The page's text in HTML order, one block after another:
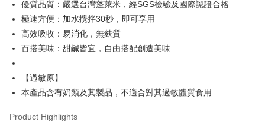
NT$65/order | Free shipping on orders of NT$299 or more
7-11取貨付款
付款後7-11取貨
NT$65/order | Free shipping on orders of NT$299 or more
NT$120/order | Free shipping on orders of NT$800 or more
優質品質：嚴選台灣蓬萊米，經SGS檢驗及國際認證合格
極速方便：加水攪拌30秒，即可享用
高效吸收：易消化，無麩質
百搭美味：甜鹹皆宜，自由搭配創造美味
【過敏原】
本產品含有奶類及其製品，不適合對其過敏體質食用
Product Highlights